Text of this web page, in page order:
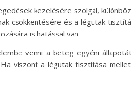
kezelésére szolgál,
csökkentésére és a légutak
is hatással van.
venni a beteg egyéni
viszont a légutak tisztítása